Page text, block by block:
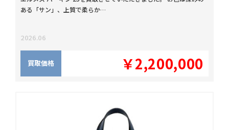
ある「サン」、上質で柔らか…
2026.06
買取価格 ￥2,200,000